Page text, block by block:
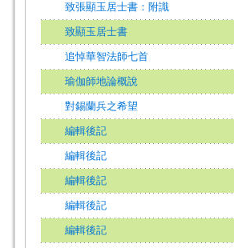
致張顯玉居士書：附識
致顯玉居士書
追悼華智法師七首
瑜伽師地論概說
對錫蘭兵之希望
編輯後記
編輯後記
編輯後記
編輯後記
編輯後記